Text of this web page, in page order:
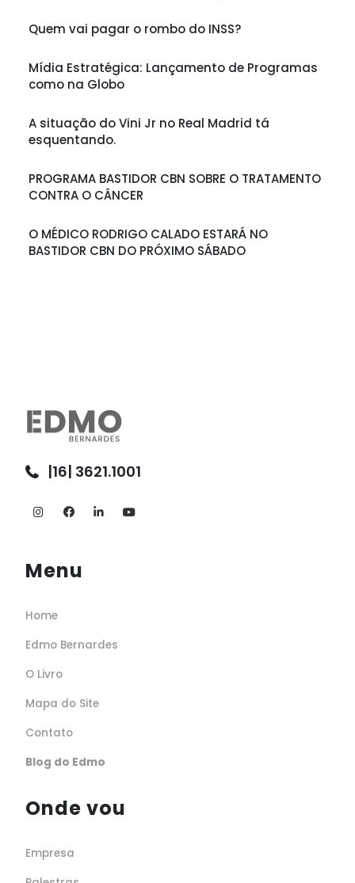
Quem vai pagar o rombo do INSS?
Mídia Estratégica: Lançamento de Programas
como na Globo
A situação do Vini Jr no Real Madrid tá
esquentando.
PROGRAMA BASTIDOR CBN SOBRE O TRATAMENTO
CONTRA O CÂNCER
O MÉDICO RODRIGO CALADO ESTARÁ NO
BASTIDOR CBN DO PRÓXIMO SÁBADO
|16| 3621.1001
Menu
Home
Edmo Bernardes
O Livro
Mapa do Site
Contato
Blog do Edmo
Onde vou
Empresa